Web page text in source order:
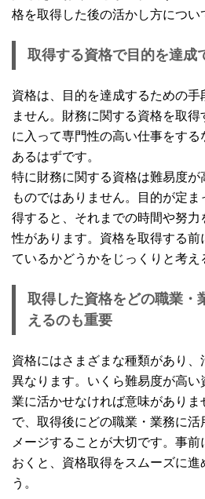
格を取得した後の活かし方につい
取得する資格で目的を達成
資格は、目的を達成するための手
ません。財務に関する資格を取
に入って専門性の高い仕事をす
あるはずです。
特に財務に関する資格は難易度が
ものではありません。目的が定
得すると、それまでの時間や努
性があります。資格を取得する前
ているかどうかをじっくりと考え
取得した資格をどの職業・
えるのも重要
資格にはさまざまな種類があり
異なります。いくら難易度が高
業に活かせなければ意味があり
で、取得後にどの職業・業務に活
メージすることが大切です。事
おくと、資格取得をスムーズに進
う。